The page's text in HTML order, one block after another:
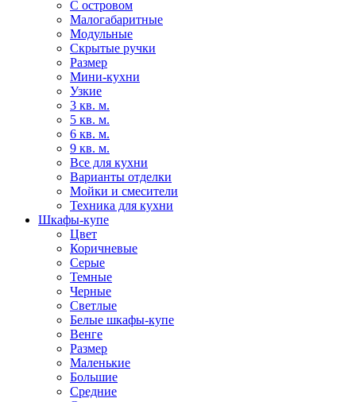
С островом
Малогабаритные
Модульные
Скрытые ручки
Размер
Мини-кухни
Узкие
3 кв. м.
5 кв. м.
6 кв. м.
9 кв. м.
Все для кухни
Варианты отделки
Мойки и смесители
Техника для кухни
Шкафы-купе
Цвет
Коричневые
Серые
Темные
Черные
Светлые
Белые шкафы-купе
Венге
Размер
Маленькие
Большие
Средние